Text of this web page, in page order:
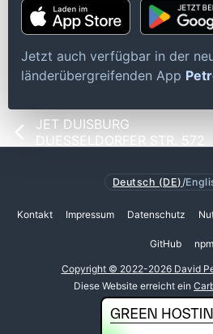
Jetzt auch verfügbar in der
länderübergreifenden App
JET DUISBURG
DUESSELDORFER STR. 572
Deutsch (DE) /
Kontakt Impressum Datenschutz
GitHub npm
Copyright © 2022-2026 David
Diese Website erreicht ein